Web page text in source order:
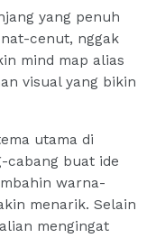
yang penuh
cenut, nggak
mind map alias
visual yang bikin
utama di
cabang buat ide
warna-
menarik. Selain
mengingat